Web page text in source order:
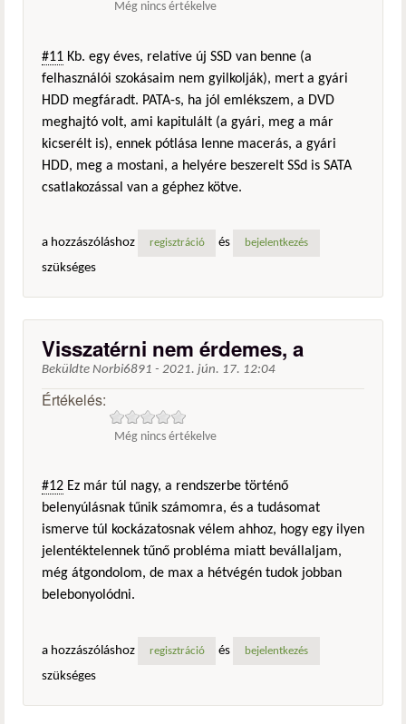
Még nincs értékelve
#11 Kb. egy éves, relatíve új SSD van benne (a
felhasználói szokásaim nem gyilkolják), mert a gyári
HDD megfáradt. PATA-s, ha jól emlékszem, a DVD
meghajtó volt, ami kapitulált (a gyári, meg a már
kicserélt is), ennek pótlása lenne macerás, a gyári
HDD, meg a mostani, a helyére beszerelt SSd is SATA
csatlakozással van a géphez kötve.
a hozzászóláshoz regisztráció és bejelentkezés
szükséges
Visszatérni nem érdemes, a
Beküldte Norbi6891 - 2021. jún. 17. 12:04
Értékelés:
Még nincs értékelve
#12 Ez már túl nagy, a rendszerbe történő
belenyúlásnak tűnik számomra, és a tudásomat
ismerve túl kockázatosnak vélem ahhoz, hogy egy ilyen
jelentéktelennek tűnő probléma miatt bevállaljam,
még átgondolom, de max a hétvégén tudok jobban
belebonyolódni.
a hozzászóláshoz regisztráció és bejelentkezés
szükséges